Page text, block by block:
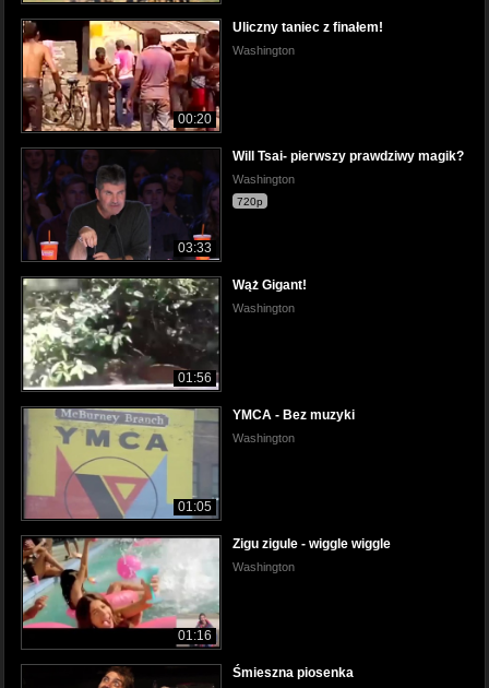
00:20
Uliczny taniec z finałem!
Washington
03:33
Will Tsai- pierwszy prawdziwy magik?
Washington
720p
01:56
Wąż Gigant!
Washington
01:05
YMCA - Bez muzyki
Washington
01:16
Zigu zigule - wiggle wiggle
Washington
Śmieszna piosenka